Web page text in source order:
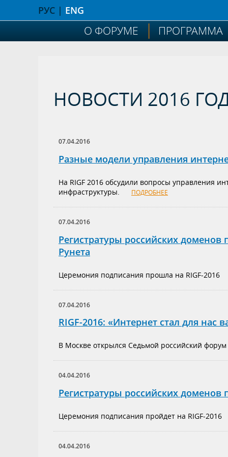
РУС | ENG
О ФОРУМЕ ПРОГРАММА
НОВОСТИ 2016
07.04.2016
Разные модели управления
На RIGF 2016 обсудили вопросы управления
инфраструктуры.
ПОДРОБНЕЕ
07.04.2016
Регистратуры российских
Рунета
Церемония подписания прошла на RIGF-2016
07.04.2016
RIGF-2016: «Интернет стал для нас
В Москве открылся Седьмой российский
04.04.2016
Регистратуры российских
Церемония подписания пройдет на RIGF-2016
04.04.2016